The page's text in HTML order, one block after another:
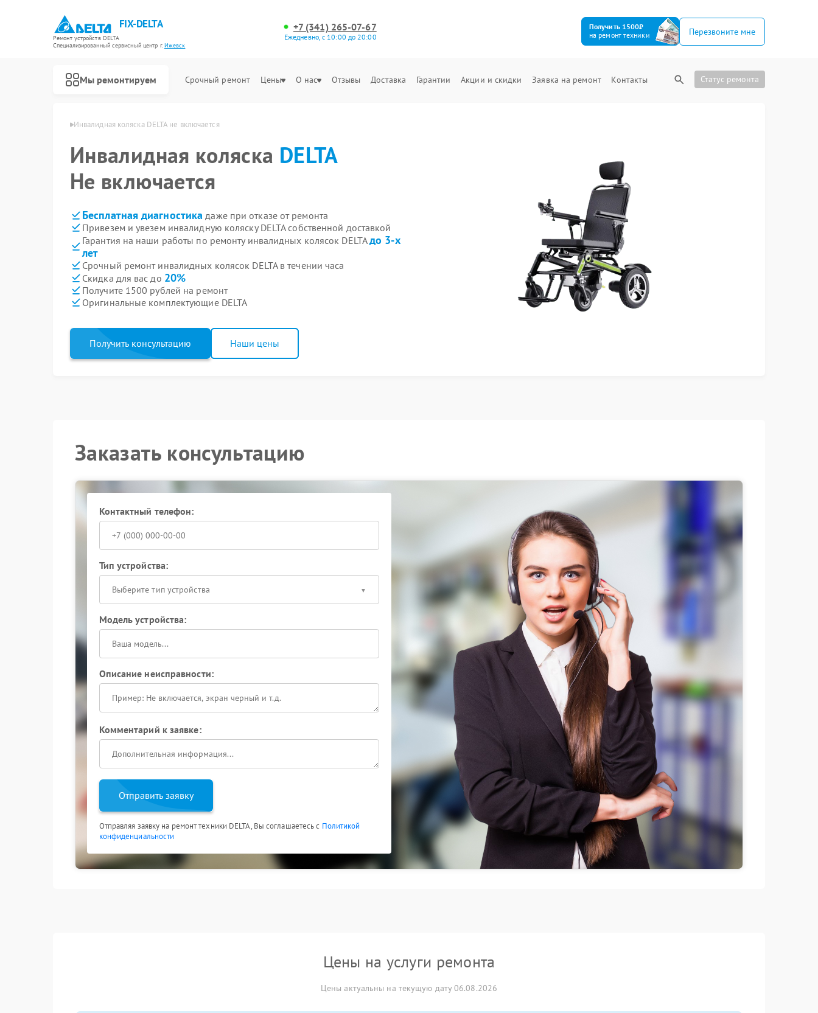
FIX-DELTA
Ремонт устройств DELTA
Специализированный cервисный центр г.Ижевск
+7 (341) 265-07-67
Ежедневно, с 10:00 до 20:00
Получить 1500₽
на ремонт техники
Перезвоните мне
Мы ремонтируем Срочный ремонт Цены О нас Отзывы Доставка Гарантии Акции и скидки Заявка на ремонт Контакты Статус ремонта
Инвалидная коляска DELTA не включается
Инвалидная коляска DELTA
Не включается
Бесплатная диагностика даже при отказе от ремонта
Привезем и увезем инвалидную коляску DELTA собственной доставкой
Гарантия на наши работы по ремонту инвалидных колясок DELTAдо 3-х
лет
Срочный ремонт инвалидных колясок DELTA в течении часа
Скидка для вас до 20%
Получите 1500 рублей на ремонт
Оригинальные комплектующие DELTA
Получить консультацию Наши цены
Заказать консультацию
Контактный телефон:
Тип устройства:
Выберите тип устройства
Модель устройства:
Описание неисправности:
Комментарий к заявке:
Отправить заявку
Отправляя заявку на ремонт техники DELTA, Вы соглашаетесь с Политикой
конфиденциальности
Цены на услуги ремонта
Цены актуальны на текущую дату 06.08.2026